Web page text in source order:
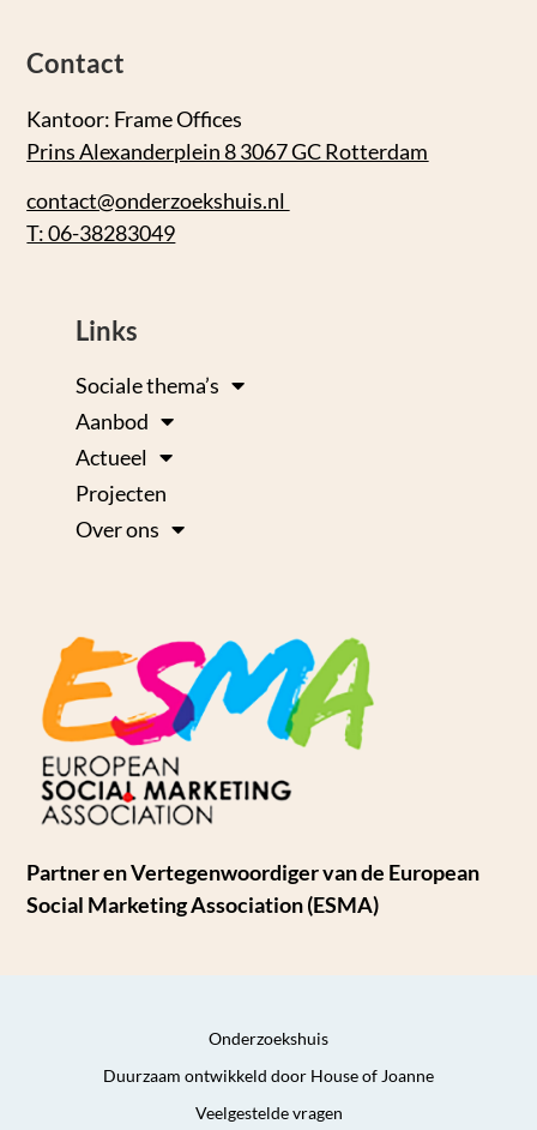
Contact
Kantoor: Frame Offices
Prins Alexanderplein 8 3067 GC Rotterdam
contact@onderzoekshuis.nl
T: 06-38283049
Links
Sociale thema’s
Aanbod
Actueel
Projecten
Over ons
Partner en Vertegenwoordiger van de European
Social Marketing Association (ESMA)
Onderzoekshuis
Duurzaam ontwikkeld door House of Joanne
Veelgestelde vragen